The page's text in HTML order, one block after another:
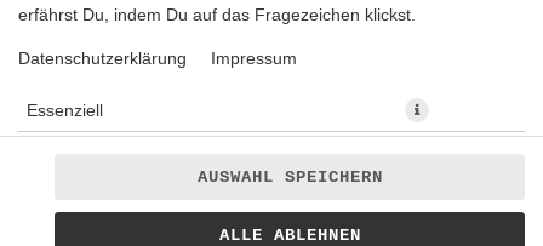
erfährst Du, indem Du auf das Fragezeichen klickst.
Datenschutzerklärung Impressum
Essenziell
AUSWAHL SPEICHERN
ALLE ABLEHNEN
Nachos · Hack · Käse Sauce · Tomaten · Zwiebeln · Hot-Fire